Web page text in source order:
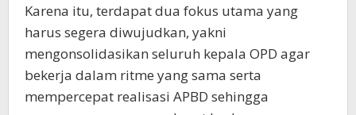
Karena itu, terdapat dua fokus utama yang
harus segera diwujudkan, yakni
mengonsolidasikan seluruh kepala OPD agar
bekerja dalam ritme yang sama serta
mempercepat realisasi APBD sehingga